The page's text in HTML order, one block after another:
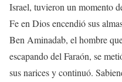
Israel, tuvieron un momento
Fe en Dios encendió sus
Ben Aminadab, el hombre
escapando del Faraón, se
sus narices y continuó.